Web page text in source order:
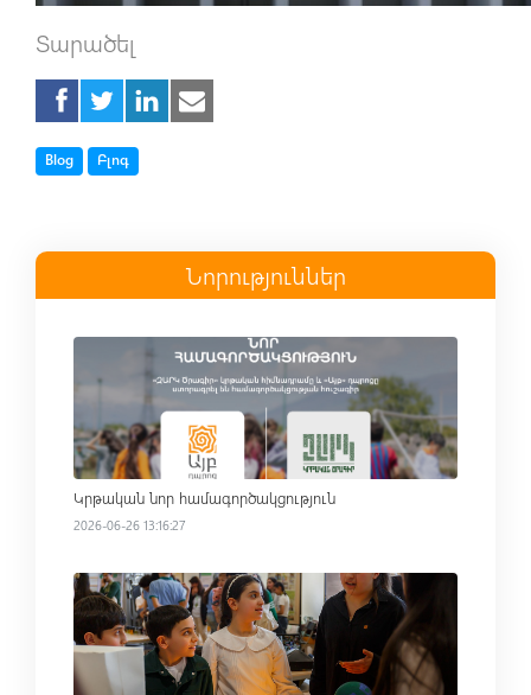
Տարածել
TagBlog TagԲլոգ
Նորություններ
Read more
Կրթական նոր համագործակցություն
2026-06-26 13:16:27
Read more